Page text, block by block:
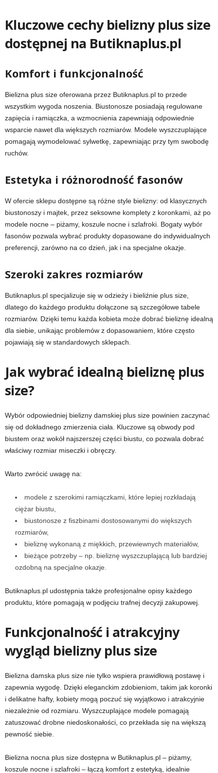
Kluczowe cechy bielizny plus size
dostępnej na Butiknaplus.pl
Komfort i funkcjonalność
Bielizna plus size oferowana przez Butiknaplus.pl to przede
wszystkim wygoda noszenia. Biustonosze posiadają regulowane
zapięcia i ramiączka, a wzmocnienia zapewniają odpowiednie
wsparcie nawet dla większych rozmiarów. Modele wyszczuplające
pomagają wymodelować sylwetkę, zapewniając przy tym swobodę
ruchów.
Estetyka i różnorodność fasonów
W ofercie sklepu dostępne są różne style bielizny: od klasycznych
biustonoszy i majtek, przez seksowne komplety z koronkami, aż po
modele nocne – piżamy, koszule nocne i szlafroki. Bogaty wybór
fasonów pozwala wybrać produkty dopasowane do indywidualnych
preferencji, zarówno na co dzień, jak i na specjalne okazje.
Szeroki zakres rozmiarów
Butiknaplus.pl specjalizuje się w odzieży i bieliźnie plus size,
dlatego do każdego produktu dołączone są szczegółowe tabele
rozmiarów. Dzięki temu każda kobieta może dobrać bieliznę idealną
dla siebie, unikając problemów z dopasowaniem, które często
pojawiają się w standardowych sklepach.
Jak wybrać idealną bieliznę plus
size?
Wybór odpowiedniej bielizny damskiej plus size powinien zaczynać
się od dokładnego zmierzenia ciała. Kluczowe są obwody pod
biustem oraz wokół najszerszej części biustu, co pozwala dobrać
właściwy rozmiar miseczki i obręczy.
Warto zwrócić uwagę na:
modele z szerokimi ramiączkami, które lepiej rozkładają
ciężar biustu,
biustonosze z fiszbinami dostosowanymi do większych
rozmiarów,
bieliznę wykonaną z miękkich, przewiewnych materiałów,
bieżące potrzeby – np. bieliznę wyszczuplającą lub bardziej
ozdobną na specjalne okazje.
Butiknaplus.pl udostępnia także profesjonalne opisy każdego
produktu, które pomagają w podjęciu trafnej decyzji zakupowej.
Funkcjonalność i atrakcyjny
wygląd bielizny plus size
Bielizna damska plus size nie tylko wspiera prawidłową postawę i
zapewnia wygodę. Dzięki eleganckim zdobieniom, takim jak koronki
i delikatne hafty, kobiety mogą poczuć się wyjątkowo i atrakcyjnie
niezależnie od rozmiaru. Wyszczuplające modele pomagają
zatuszować drobne niedoskonałości, co przekłada się na większą
pewność siebie.
Bielizna nocna plus size dostępna w Butiknaplus.pl – piżamy,
koszule nocne i szlafroki – łączą komfort z estetyką, idealnie